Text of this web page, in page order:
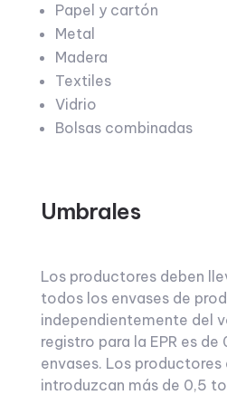
Papel y cartón
Metal
Madera
Textiles
Vidrio
Bolsas combinadas
Umbrales
Los productores deben
todos los envases de
independientemente del
registro para la EPR es
envases. Los
introduzcan más de 0,5